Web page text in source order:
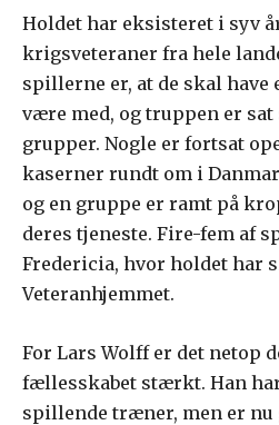
Holdet har eksisteret i syv
krigsveteraner fra hele
spillerne er, at de skal
være med, og truppen er sat
grupper. Nogle er fortsat
kaserner rundt om i
og en gruppe er ramt på
deres tjeneste. Fire-fem af
Fredericia, hvor holdet har
Veteranhjemmet.
For Lars Wolff er det netop
fællesskabet stærkt. Han
spillende træner, men er nu